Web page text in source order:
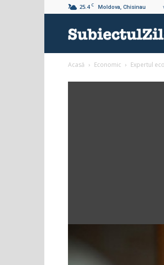
25.4 C Moldova, Chisinau
Acasă Economic Expertul